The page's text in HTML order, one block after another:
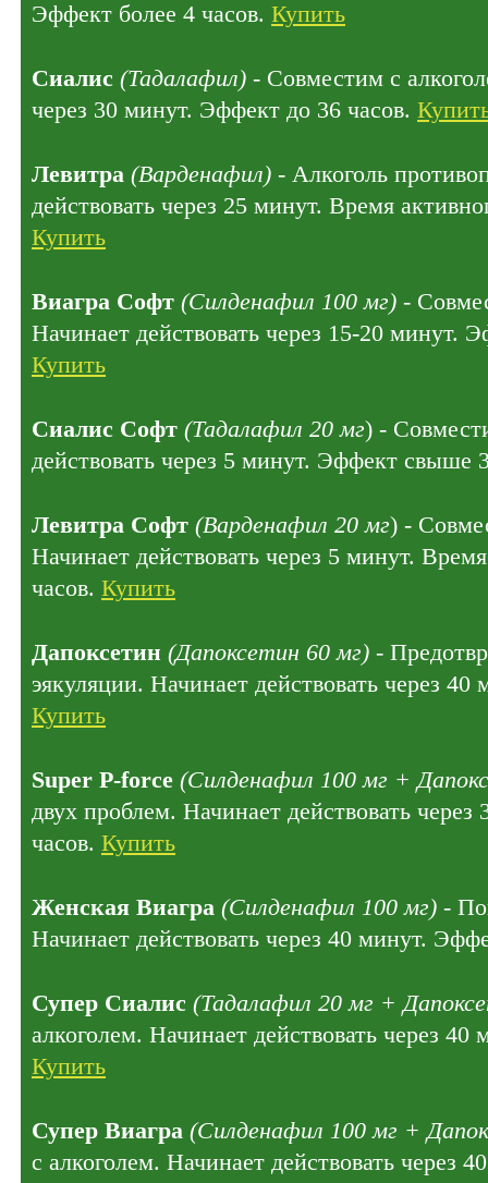
Эффект более 4 часов. Купить
Сиалис (Тадалафил) - Совместим с
через 30 минут. Эффект до 36 часов.
Левитра (Варденафил) - Алкоголь
действовать через 25 минут. Время
Купить
Виагра Софт (Силденафил 100 мг) -
Начинает действовать через 15-20 минут.
Купить
Сиалис Софт (Тадалафил 20 мг) -
действовать через 5 минут. Эффект свыше
Левитра Софт (Варденафил 20 мг) -
Начинает действовать через 5 минут.
часов. Купить
Дапоксетин (Дапоксетин 60 мг) -
эякуляции. Начинает действовать через
Купить
Super P-force (Силденафил 100 мг +
двух проблем. Начинает действовать
часов. Купить
Женская Виагра (Силденафил 100 мг) -
Начинает действовать через 40 минут.
Супер Сиалис (Тадалафил 20 мг +
алкоголем. Начинает действовать через
Купить
Супер Виагра (Силденафил 100 мг +
с алкоголем. Начинает действовать через